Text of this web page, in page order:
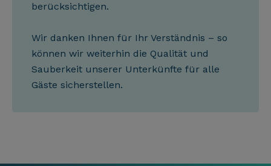
berücksichtigen.
Wir danken Ihnen für Ihr Verständnis – so
können wir weiterhin die Qualität und
Sauberkeit unserer Unterkünfte für alle
Gäste sicherstellen.